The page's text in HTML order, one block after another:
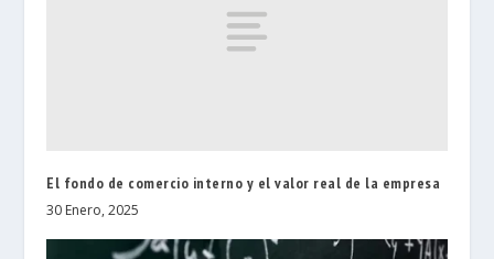
El fondo de comercio interno y el valor real de la empresa
30 Enero, 2025